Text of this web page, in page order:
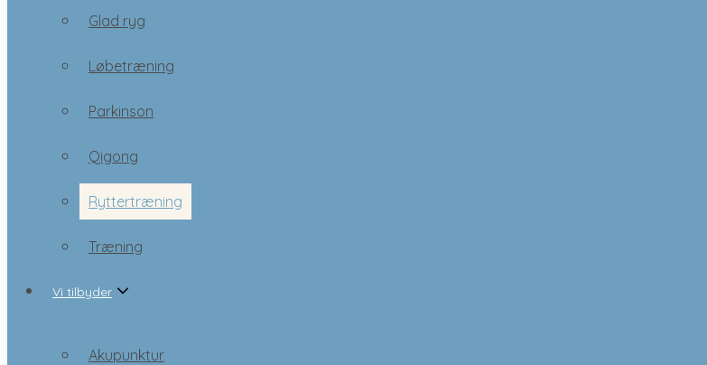
Løbetræning
Parkinson
Qigong
Ryttertræning
Træning
Vi tilbyder
Bækkenproblemer (ism)
Glad ryg
Løbetræning
Parkinson
Qigong
Ryttertræning
Træning
Vi tilbyder
Akupunktur